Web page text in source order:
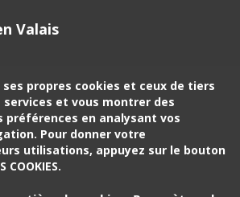
propres cookies et ceux de tiers
services et vous montrer des
préférences en analysant vos
Pour donner votre
utilisations, appuyez sur le bouton
COOKIES.
Valais
Fribourg, Neuchâtel